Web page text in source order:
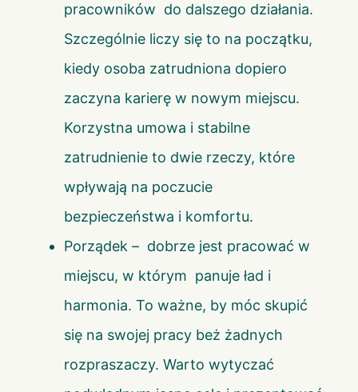
pracowników do dalszego działania.
Szczególnie liczy się to na początku,
kiedy osoba zatrudniona dopiero
zaczyna karierę w nowym miejscu.
Korzystna umowa i stabilne
zatrudnienie to dwie rzeczy, które
wpływają na poczucie
bezpieczeństwa i komfortu.
Porządek – dobrze jest pracować w
miejscu, w którym panuje ład i
harmonia. To ważne, by móc skupić
się na swojej pracy beż żadnych
rozpraszaczy. Warto wytyczać